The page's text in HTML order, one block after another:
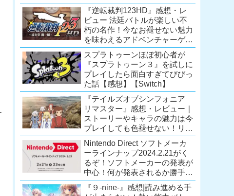
Extra会員以上は遊び放題！
【2026年7月時点】
【PS5/PS4】
『逆転裁判123HD』感想・レ
ビュー 法廷バトルが楽しい不
朽の名作！今なお褪せない魅力
を味わえるアドベンチャーゲー
ムの傑作！（現在『逆転裁判
123 成歩堂セレクション』が配
信中）
スプラトゥーンほぼ初心者が
『スプラトゥーン３』を試しに
プレイしたら面白すぎてびびっ
た話【感想】【Switch】
『テイルズオブシンフォニア
リマスター』感想・レビュー｜
ストーリーやキャラの魅力は今
プレイしても色褪せない！リマ
スター内容に物足りなさはある
が、プレイする価値のあるシリ
ーズの人気作
【Switch/PS4/Xone】
Nintendo Direct ソフトメーカ
ーラインナップ2024.2.21がく
るぞ！ソフトメーカーの発表が
中心！何が発表されるか勝手に
予想！【ニンテンドーダイレク
ト予想】
『９-nine-』感想|読み進める手